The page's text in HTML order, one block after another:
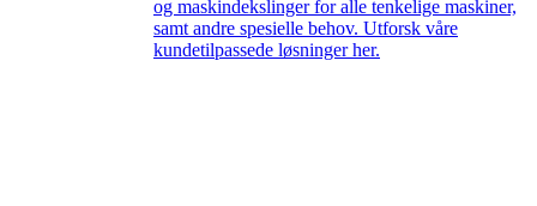
og maskindekslinger for alle tenkelige maskiner,
samt andre spesielle behov. Utforsk våre
kundetilpassede løsninger her.